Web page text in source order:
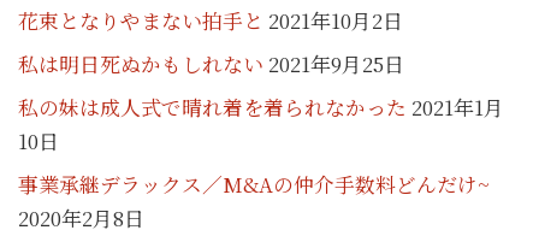
花束となりやまない拍手と 2021年10月2日
私は明日死ぬかもしれない 2021年9月25日
私の妹は成人式で晴れ着を着られなかった 2021年1月
10日
事業承継デラックス／M&Aの仲介手数料どんだけ~
2020年2月8日